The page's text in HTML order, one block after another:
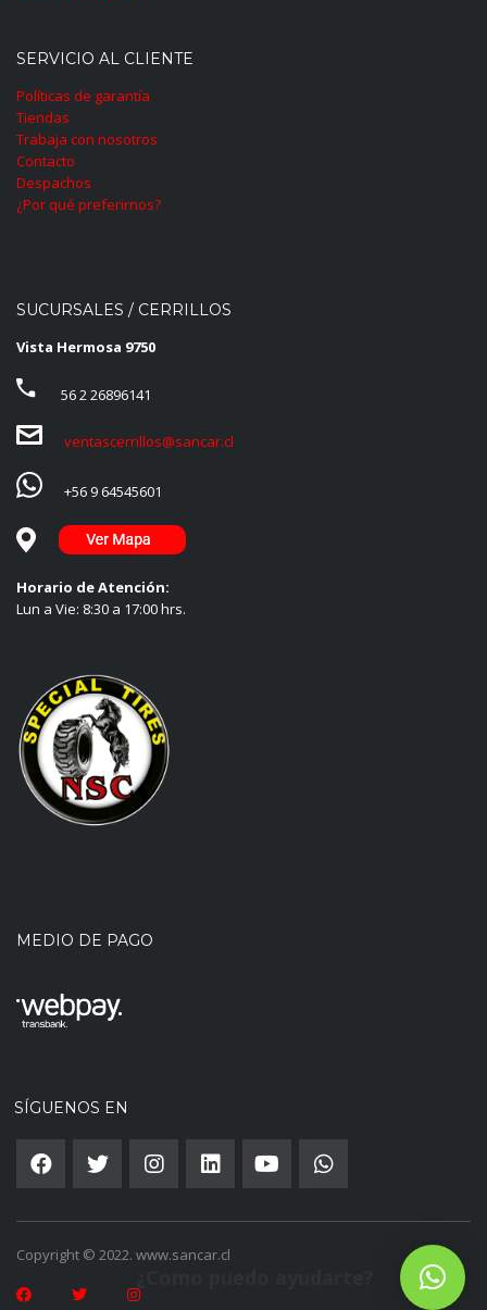
SERVICIO AL CLIENTE
Políticas de garantía
Tiendas
Trabaja con nosotros
Contacto
Despachos
¿Por qué preferirnos?
SUCURSALES / CERRILLOS
Vista Hermosa 9750
56 2 26896141
ventascerrillos@sancar.cl
+56 9 64545601
Horario de Atención:
Lun a Vie: 8:30 a 17:00 hrs.
MEDIO DE PAGO
SÍGUENOS EN
Copyright © 2022. www.sancar.cl